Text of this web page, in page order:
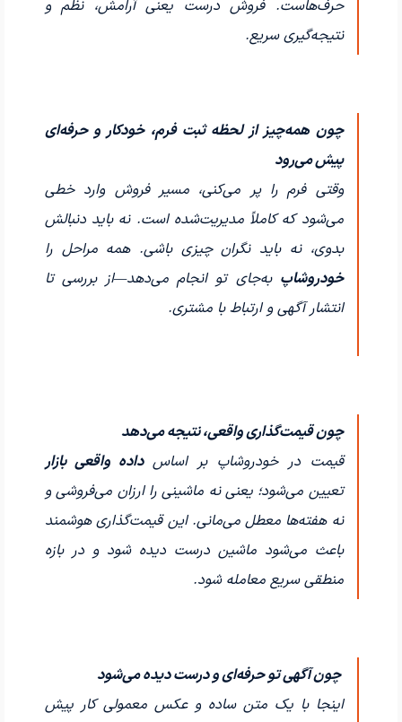
حرف‌هاست. فروش درست یعنی آرامش، نظم و
نتیجه‌گیری سریع.
چون همه‌چیز از لحظه ثبت فرم، خودکار و حرفه‌ای
پیش می‌رود
وقتی فرم را پر می‌کنی، مسیر فروش وارد خطی
می‌شود که کاملاً مدیریت‌شده است. نه باید دنبالش
بدوی، نه باید نگران چیزی باشی. همه مراحل را
خودروشاپ به‌جای تو انجام می‌دهد—از بررسی تا
انتشار آگهی و ارتباط با مشتری.
چون قیمت‌گذاری واقعی، نتیجه می‌دهد
قیمت در خودروشاپ بر اساسداده واقعی بازار
تعیین می‌شود؛ یعنی نه ماشینی را ارزان می‌فروشی و
نه هفته‌ها معطل می‌مانی. این قیمت‌گذاری هوشمند
باعث می‌شود ماشین درست دیده شود و در بازه
منطقی سریع معامله شود.
چون آگهی تو حرفه‌ای و درست دیده می‌شود
اینجا با یک متن ساده و عکس معمولی کار پیش